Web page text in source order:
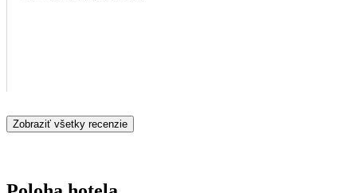
Zobraziť všetky recenzie